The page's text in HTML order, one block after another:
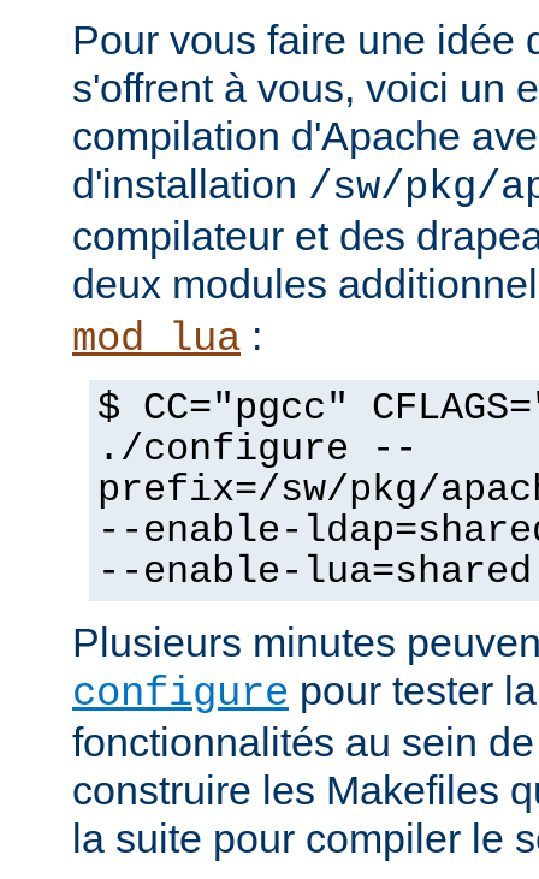
Pour vous faire une idée
s'offrent à vous, voici un
compilation d'Apache
d'installation /sw/pkg/
compilateur et des
deux modules
mod_lua :
$ CC="pgcc"
./configure --
prefix=/sw/pkg/
--enable-
--enable-lua=shared
Plusieurs minutes
configure pour tester
fonctionnalités au sein
construire les Makefiles
la suite pour compiler le